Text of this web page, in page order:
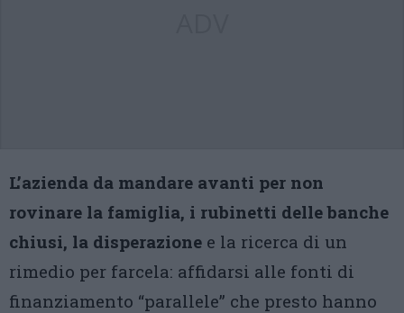
L’azienda da mandare avanti per non
rovinare la famiglia, i rubinetti delle banche
chiusi, la disperazione e la ricerca di un
rimedio per farcela: affidarsi alle fonti di
finanziamento “parallele” che presto hanno